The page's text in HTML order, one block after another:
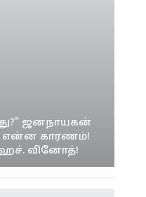
ஜனநாயகன்
என்ன காரணம்!
வினோத்!